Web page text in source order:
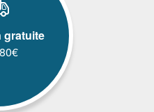
gratuite